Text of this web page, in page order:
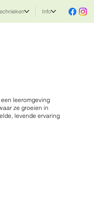
Info
leeromgeving
ze groeien in
levende ervaring